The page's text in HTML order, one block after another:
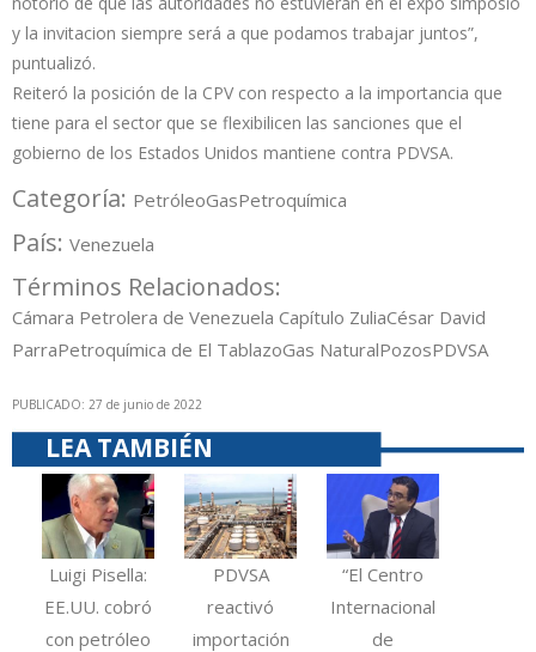
y la invitacion siempre será a que podamos trabajar juntos”,
puntualizó.
Reiteró la posición de la CPV con respecto a la importancia que
tiene para el sector que se flexibilicen las sanciones que el
gobierno de los Estados Unidos mantiene contra PDVSA.
Categoría: PetróleoGasPetroquímica
País: Venezuela
Términos Relacionados:
Cámara Petrolera de Venezuela Capítulo ZuliaCésar David
ParraPetroquímica de El TablazoGas NaturalPozosPDVSA
PUBLICADO: 27 de junio de 2022
LEA TAMBIÉN
Luigi Pisella:
EE.UU. cobró
con petróleo
PDVSA
reactivó
importación
“El Centro
Internacional
de